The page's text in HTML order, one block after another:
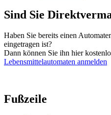
Sind Sie
Haben Sie bereits einen
eingetragen ist?
Dann können Sie ihn hier
Lebensmittelautomaten anmelden
Fußzeile